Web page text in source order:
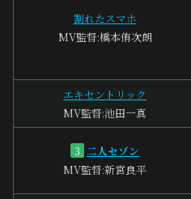
割れたスマホ
MV監督:橋本侑次朗
エキセントリック
MV監督:池田一真
3 二人セゾン
MV監督:新宮良平